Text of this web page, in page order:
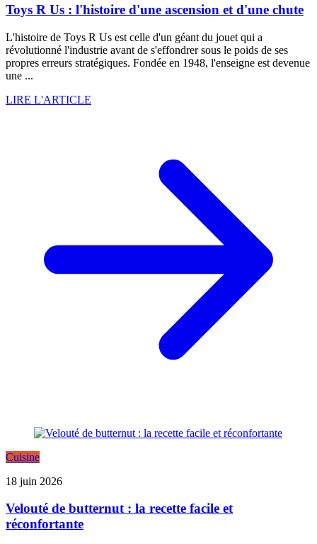
Toys R Us : l'histoire d'une ascension et d'une chute
L'histoire de Toys R Us est celle d'un géant du jouet qui a
révolutionné l'industrie avant de s'effondrer sous le poids de ses
propres erreurs stratégiques. Fondée en 1948, l'enseigne est devenue
une ...
LIRE L'ARTICLE
Cuisine
18 juin 2026
Velouté de butternut : la recette facile et
réconfortante